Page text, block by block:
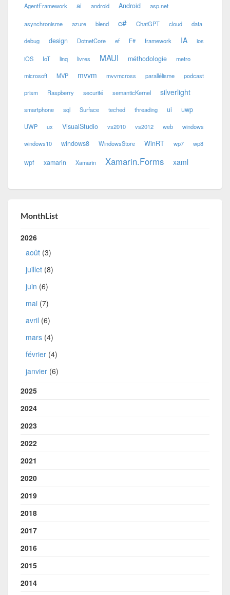
AgentFramework ai android Android asp.net
asynchronisme azure blend c# ChatGPT cloud data
debug design DotnetCore ef F# framework IA ios
iOS IoT linq livres MAUI méthodologie metro
microsoft MVP mvvm mvvmcross parallélisme podcast
prism Raspberry securité semanticKernel silverlight
smartphone sql Surface teched threading ui uwp
UWP ux VisualStudio vs2010 vs2012 web windows
windows10 windows8 WindowsStore WinRT wp7 wp8
wpf xamarin Xamarin Xamarin.Forms xaml
MonthList
2026
août (3)
juillet (8)
juin (6)
mai (7)
avril (6)
mars (4)
février (4)
janvier (6)
2025
2024
2023
2022
2021
2020
2019
2018
2017
2016
2015
2014